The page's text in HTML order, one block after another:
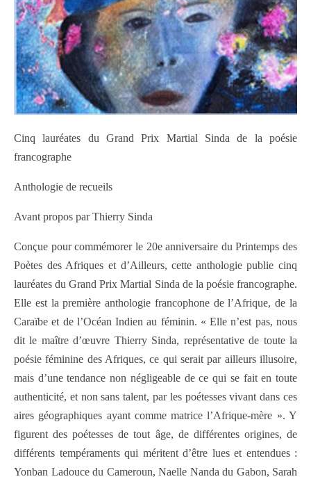
Cinq lauréates du Grand Prix Martial Sinda de la poésie
francographe
Anthologie de recueils
Avant propos par Thierry Sinda
Conçue pour commémorer le 20e anniversaire du Printemps des
Poètes des Afriques et d’Ailleurs, cette anthologie publie cinq
lauréates du Grand Prix Martial Sinda de la poésie francographe.
Elle est la première anthologie francophone de l’Afrique, de la
Caraïbe et de l’Océan Indien au féminin. « Elle n’est pas, nous
dit le maître d’œuvre Thierry Sinda, représentative de toute la
poésie féminine des Afriques, ce qui serait par ailleurs illusoire,
mais d’une tendance non négligeable de ce qui se fait en toute
authenticité, et non sans talent, par les poétesses vivant dans ces
aires géographiques ayant comme matrice l’Afrique-mère ». Y
figurent des poétesses de tout âge, de différentes origines, de
différents tempéraments qui méritent d’être lues et entendues :
Yonban Ladouce du Cameroun, Naelle Nanda du Gabon, Sarah